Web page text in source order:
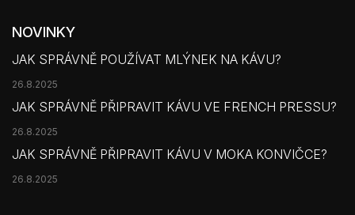
NOVINKY
JAK SPRÁVNĚ POUŽÍVAT MLÝNEK NA KÁVU?
26.8.2025
JAK SPRÁVNĚ PŘIPRAVIT KÁVU VE FRENCH PRESSU?
26.8.2025
JAK SPRÁVNĚ PŘIPRAVIT KÁVU V MOKA KONVIČCE?
26.8.2025